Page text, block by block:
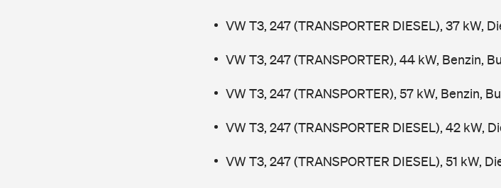
VW T3, 247 (TRANSPORTER DIESEL), 37 kW,
VW T3, 247 (TRANSPORTER), 44 kW, Benzin,
VW T3, 247 (TRANSPORTER), 57 kW, Benzin,
VW T3, 247 (TRANSPORTER DIESEL), 42 kW,
VW T3, 247 (TRANSPORTER DIESEL), 51 kW,